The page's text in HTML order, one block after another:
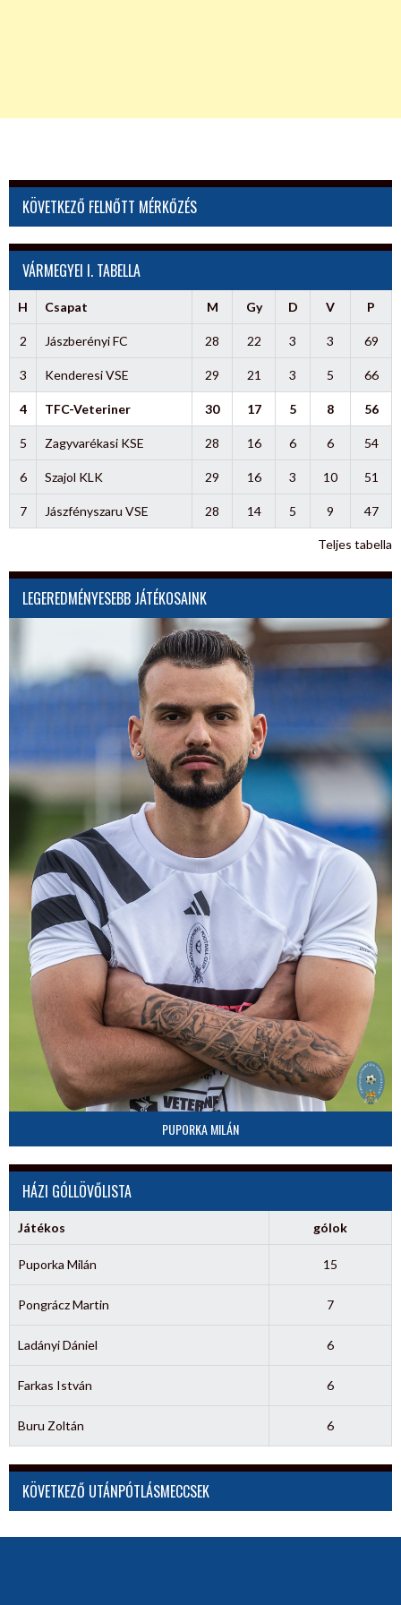
KÖVETKEZŐ FELNŐTT MÉRKŐZÉS
VÁRMEGYEI I. TABELLA
H Csapat M Gy D V P
2 Jászberényi FC 28 22 3 3 69
3 Kenderesi VSE 29 21 3 5 66
4 TFC-Veteriner 30 17 5 8 56
5 Zagyvarékasi KSE 28 16 6 6 54
6 Szajol KLK 29 16 3 10 51
7 Jászfényszaru VSE 28 14 5 9 47
Teljes tabella
LEGEREDMÉNYESEBB JÁTÉKOSAINK
PUPORKA MILÁN
HÁZI GÓLLÖVŐLISTA
Játékos gólok
Puporka Milán 15
Pongrácz Martin 7
Ladányi Dániel 6
Farkas István 6
Buru Zoltán 6
KÖVETKEZŐ UTÁNPÓTLÁSMECCSEK